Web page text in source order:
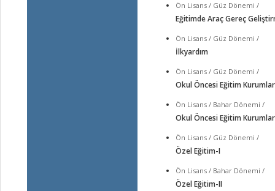
Ön Lisans / Güz Dönemi /
Eğitimde Araç Gereç
Ön Lisans / Güz Dönemi /
İlkyardım
Ön Lisans / Güz Dönemi /
Okul Öncesi Eğitim
Ön Lisans / Bahar Dönemi /
Okul Öncesi Eğitim
Ön Lisans / Güz Dönemi /
Özel Eğitim-I
Ön Lisans / Bahar Dönemi /
Özel Eğitim-II